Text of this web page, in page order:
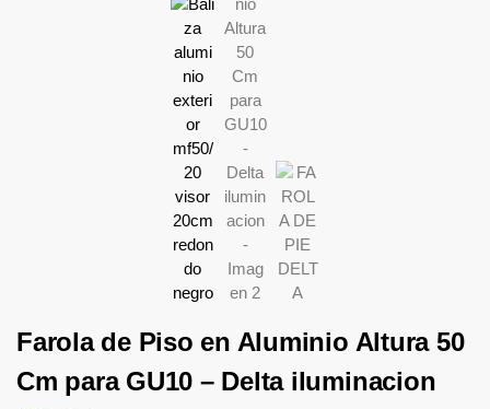
Farola de Piso en Aluminio Altura 50
Cm para GU10 – Delta iluminacion